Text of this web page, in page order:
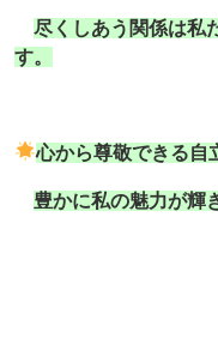
尽くしあう関係は私
す。
心から尊敬できる自
豊かに私の魅力が輝